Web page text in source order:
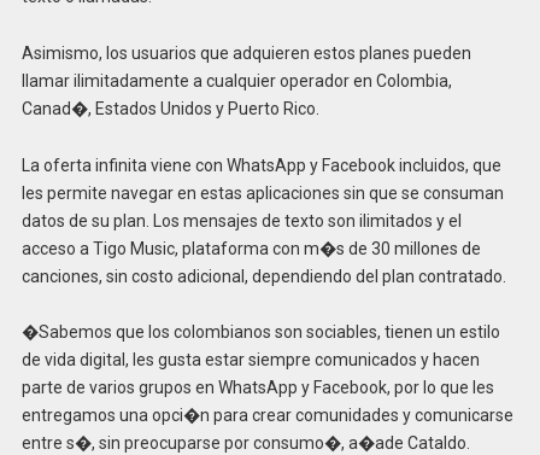
Asimismo, los usuarios que adquieren estos planes pueden
llamar ilimitadamente a cualquier operador en Colombia,
Canad�, Estados Unidos y Puerto Rico.
La oferta infinita viene con WhatsApp y Facebook incluidos, que
les permite navegar en estas aplicaciones sin que se consuman
datos de su plan. Los mensajes de texto son ilimitados y el
acceso a Tigo Music, plataforma con m�s de 30 millones de
canciones, sin costo adicional, dependiendo del plan contratado.
�Sabemos que los colombianos son sociables, tienen un estilo
de vida digital, les gusta estar siempre comunicados y hacen
parte de varios grupos en WhatsApp y Facebook, por lo que les
entregamos una opci�n para crear comunidades y comunicarse
entre s�, sin preocuparse por consumo�, a�ade Cataldo.